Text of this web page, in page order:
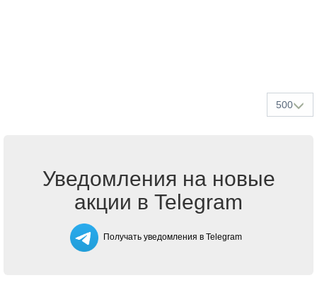
500
Уведомления на новые
акции в Telegram
Получать уведомления в Telegram